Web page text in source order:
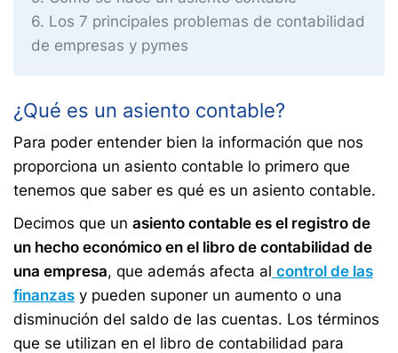
6 Los 7 principales problemas de contabilidad
de empresas y pymes
¿Qué es un asiento contable?
Para poder entender bien la información que nos
proporciona un asiento contable lo primero que
tenemos que saber es qué es un asiento contable.
Decimos que un asiento contable es el registro de
un hecho económico en el libro de contabilidad de
una empresa, que además afecta al control de las
finanzas y pueden suponer un aumento o una
disminución del saldo de las cuentas. Los términos
que se utilizan en el libro de contabilidad para